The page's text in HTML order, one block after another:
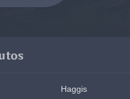
Haggis